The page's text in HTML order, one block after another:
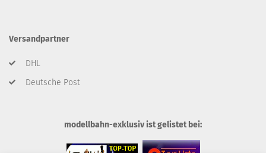
Versandpartner
DHL
Deutsche Post
modellbahn-exklusiv ist gelistet bei: